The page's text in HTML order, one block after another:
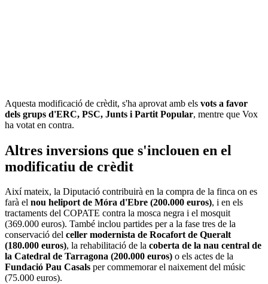
Aquesta modificació de crèdit, s'ha aprovat amb els vots a favor
dels grups d'ERC, PSC, Junts i Partit Popular, mentre que Vox
ha votat en contra.
Altres inversions que s'inclouen en el
modificatiu de crèdit
Així mateix, la Diputació contribuirà en la compra de la finca on es
farà el nou heliport de Móra d'Ebre (200.000 euros), i en els
tractaments del COPATE contra la mosca negra i el mosquit
(369.000 euros). També inclou partides per a la fase tres de la
conservació del celler modernista de Rocafort de Queralt
(180.000 euros), la rehabilitació de la coberta de la nau central de
la Catedral de Tarragona (200.000 euros) o els actes de la
Fundació Pau Casals per commemorar el naixement del músic
(75.000 euros).